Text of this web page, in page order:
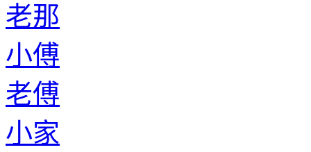
老那
小傅
老傅
小家